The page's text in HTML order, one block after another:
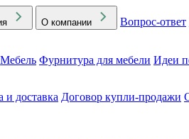
О компании Вопрос-ответ
Мебель Фурнитура для мебели Идеи
и доставка Договор купли-продажи